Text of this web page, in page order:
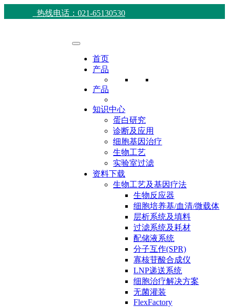
热线电话：021-65130530
首页
产品
产品
知识中心
蛋白研究
诊断及应用
细胞基因治疗
生物工艺
实验室过滤
资料下载
生物工艺及基因疗法
生物反应器
细胞培养基/血清/微载体
层析系统及填料
过滤系统及耗材
配储液系统
分子互作(SPR)
寡核苷酸合成仪
LNP递送系统
细胞治疗解决方案
无菌灌装
FlexFactory